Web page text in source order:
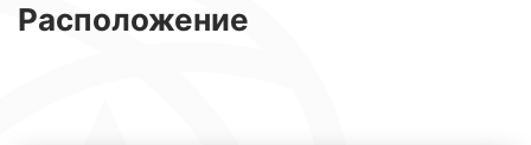
Расположение